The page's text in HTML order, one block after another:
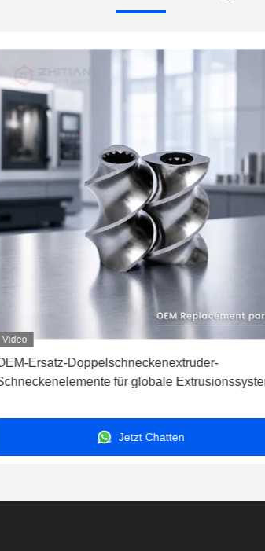
Video
Ersatz-Doppelschneckenextruder-
für globale
Jetzt Chatten